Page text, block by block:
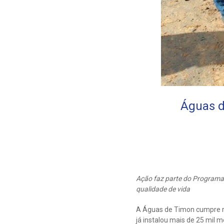
Águas
Ação faz parte do
qualidade de vida
A Águas de Timon cumpre
já instalou mais de 25 mil